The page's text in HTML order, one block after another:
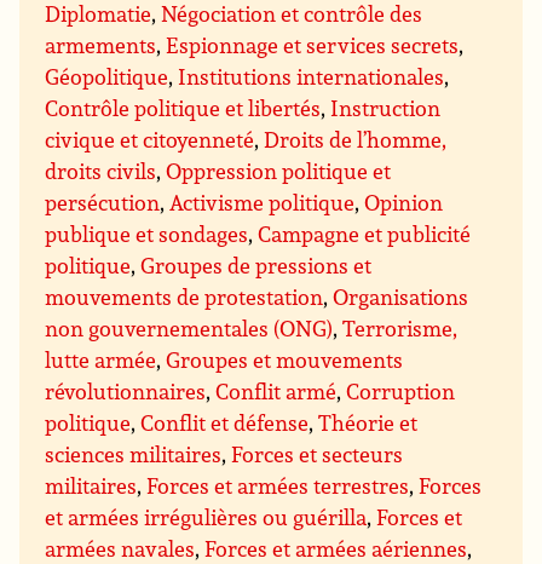
Diplomatie,Négociation et contrôle des
armements,Espionnage et services secrets,
Géopolitique, Institutions internationales,
Contrôle politique et libertés, Instruction
civique et citoyenneté,Droits de l’homme,
droits civils,Oppression politique et
persécution,Activisme politique,Opinion
publique et sondages,Campagne et publicité
politique,Groupes de pressions et
mouvements de protestation,Organisations
non gouvernementales (ONG),Terrorisme,
lutte armée,Groupes et mouvements
révolutionnaires,Conflit armé,Corruption
politique,Conflit et défense,Théorie et
sciences militaires,Forces et secteurs
militaires,Forces et armées terrestres,Forces
et armées irrégulières ou guérilla,Forces et
armées navales,Forces et armées aériennes,